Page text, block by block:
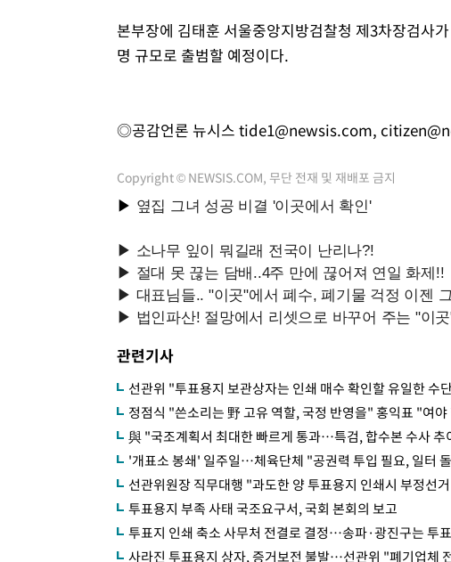
본부장에 김태훈 서울중앙지방검찰청 제3차장검사
명 규모로 출범할 예정이다.
◎공감언론 뉴시스 tide1@newsis.com,
Copyright © NEWSIS.COM, 무단 전재 및 재배포 금지
관련기사
선관위 "투표용지 보관상자는 인쇄 매수 확인할 유일한 수
정점식 "쓴소리는 野 고유 역할, 국정 반영을" 홍익표 "여
與 "국조계획서 최대한 빠르게 통과…특검, 합수본 수사 추
'개표소 봉쇄' 일주일…체육단체 "공권력 투입 필요, 일터
선관위원장 직무대행 "과도한 양 투표용지 인쇄시 부정선
투표용지 부족 사태 국조요구서, 국회 본회의 보고
투표지 인쇄 축소 사무처 전결로 결정…송파·광진구는 투
사라진 투표용지 상자, 증거보전 불발…선관위 "폐기업체